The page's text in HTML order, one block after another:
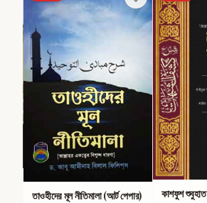
তাওহীদের মূল নীতিমালা (আর্ট পেপার) কাশফুশ শুবুহাত